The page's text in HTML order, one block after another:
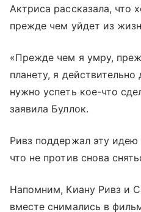
Актриса рассказала, что
прежде чем уйдет из
«Прежде чем я умру,
планету, я
нужно успеть кое-что
заявила Буллок.
Ривз поддержал эту идею
что не против снова
Напомним, Киану Ривз и
вместе снимались в